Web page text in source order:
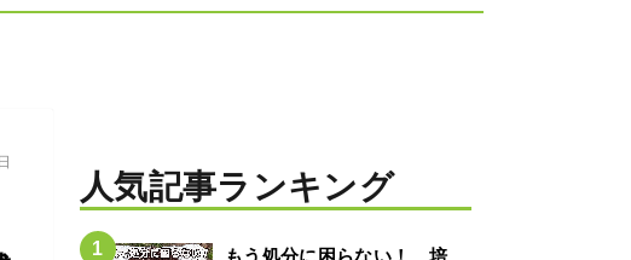
人気記事ランキング
もう処分に困らない！ 培